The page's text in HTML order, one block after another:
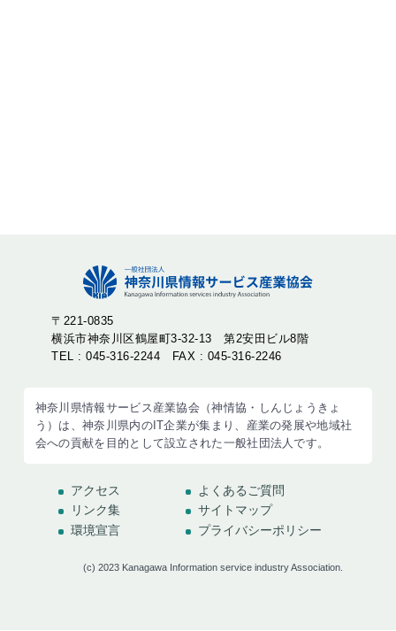
〒221-0835
横浜市神奈川区鶴屋町3-32-13 第2安田ビル8階
TEL : 045-316-2244 FAX : 045-316-2246
神奈川県情報サービス産業協会（神情協・しんじょうきょ
う）は、神奈川県内のIT企業が集まり、産業の発展や地域社
会への貢献を目的として設立された一般社団法人です。
アクセス
よくあるご質問
リンク集
サイトマップ
環境宣言
プライバシーポリシー
(c) 2023 Kanagawa Information service industry Association.